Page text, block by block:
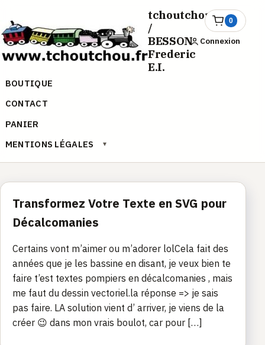
contenu
tchoutchou.fr
/
BESSON
Frederic
E.I.
BOUTIQUE
CONTACT
PANIER
MENTIONS LÉGALES
▾
0
Ouvrir
le
panier
Connexion
Transformez Votre Texte en SVG pour
Décalcomanies
Certains vont m’aimer ou m’adorer lolCela fait des
années que je les bassine en disant, je veux bien te
faire t’est textes pompiers en décalcomanies , mais
me faut du dessin vectoriel.la réponse => je sais
pas faire. LA solution vient d’ arriver, je viens de la
créer 😉 dans mon vrais boulot, car pour […]